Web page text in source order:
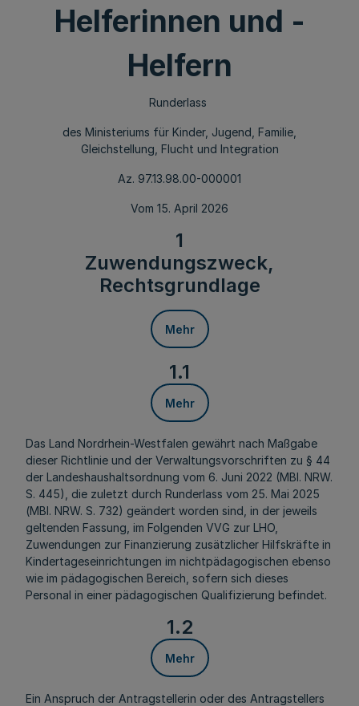
Helferinnen und -
Helfern
Runderlass
des Ministeriums für Kinder, Jugend, Familie,
Gleichstellung, Flucht und Integration
Az. 97.13.98.00-000001
Vom 15. April 2026
1
Zuwendungszweck,
Rechtsgrundlage
Mehr
1.1
Mehr
Das Land Nordrhein-Westfalen gewährt nach Maßgabe
dieser Richtlinie und der Verwaltungsvorschriften zu § 44
der Landeshaushaltsordnung vom 6. Juni 2022 (MBl. NRW.
S. 445), die zuletzt durch Runderlass vom 25. Mai 2025
(MBl. NRW. S. 732) geändert worden sind, in der jeweils
geltenden Fassung, im Folgenden VVG zur LHO,
Zuwendungen zur Finanzierung zusätzlicher Hilfskräfte in
Kindertageseinrichtungen im nichtpädagogischen ebenso
wie im pädagogischen Bereich, sofern sich dieses
Personal in einer pädagogischen Qualifizierung befindet.
1.2
Mehr
Ein Anspruch der Antragstellerin oder des Antragstellers